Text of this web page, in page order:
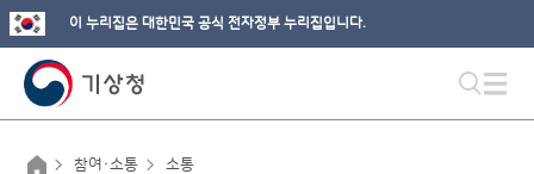
이 누리집은 대한민국 공식 전자정부 누리집입니다.
참여·소통 소통